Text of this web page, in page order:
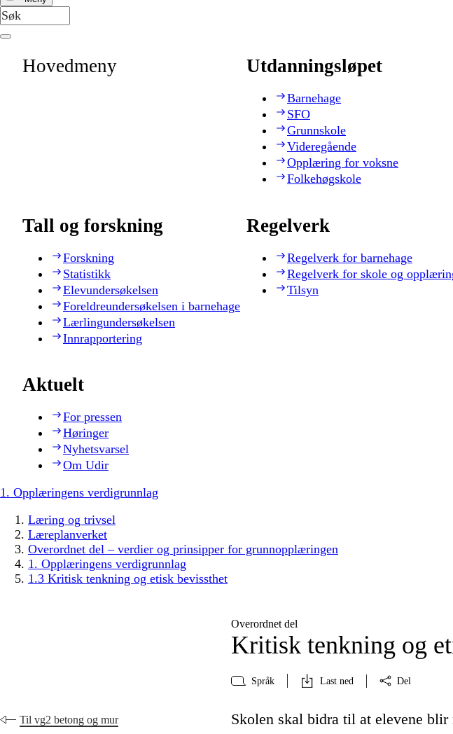
Hovedmeny Utdanningsløpet
Barnehage
SFO
Grunnskole
Videregående
Opplæring for voksne
Folkehøgskole
Tall og forskning
Forskning
Statistikk
Elevundersøkelsen
Foreldreundersøkelsen i barnehage
Lærlingundersøkelsen
Innrapportering
Regelverk
Regelverk for barnehage
Regelverk for skole og
Tilsyn
Aktuelt
For pressen
Høringer
Nyhetsvarsel
Om Udir
1. Opplæringens verdigrunnlag
Læring og trivsel
Læreplanverket
Overordnet del – verdier og prinsipper for grunnopplæringen
1. Opplæringens verdigrunnlag
1.3 Kritisk tenkning og etisk bevissthet
Overordnet del
Kritisk tenkning og
Språk Last ned Del
Til vg2 betong og mur
Skolen skal bidra til at elevene